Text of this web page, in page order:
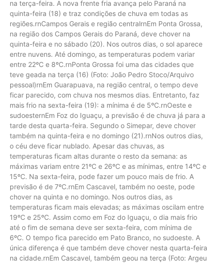
na terça-feira. A nova frente fria avança pelo Paraná na
quinta-feira (18) e traz condições de chuva em todas as
regiões.rnCampos Gerais e região centralrnEm Ponta Grossa,
na região dos Campos Gerais do Paraná, deve chover na
quinta-feira e no sábado (20). Nos outros dias, o sol aparece
entre nuvens. Até domingo, as temperaturas podem variar
entre 22ºC e 8ºC.rnPonta Grossa foi uma das cidades que
teve geada na terça (16) (Foto: João Pedro Stoco/Arquivo
pessoal)rnEm Guarapuava, na região central, o tempo deve
ficar parecido, com chuva nos mesmos dias. Entretanto, faz
mais frio na sexta-feira (19): a mínima é de 5ºC.rnOeste e
sudoesternEm Foz do Iguaçu, a previsão é de chuva já para a
tarde desta quarta-feira. Segundo o Simepar, deve chover
também na quinta-feira e no domingo (21).rnNos outros dias,
o céu deve ficar nublado. Apesar das chuvas, as
temperaturas ficam altas durante o resto da semana: as
máximas variam entre 21ºC e 26ºC e as mínimas, entre 14ºC e
15ºC. Na sexta-feira, pode fazer um pouco mais de frio. A
previsão é de 7ºC.rnEm Cascavel, também no oeste, pode
chover na quinta e no domingo. Nos outros dias, as
temperaturas ficam mais elevadas; as máximas oscilam entre
19ºC e 25ºC. Assim como em Foz do Iguaçu, o dia mais frio
até o fim de semana deve ser sexta-feira, com mínima de
6ºC. O tempo fica parecido em Pato Branco, no sudoeste. A
única diferença é que também deve chover nesta quarta-feira
na cidade.rnEm Cascavel, também geou na terça (Foto: Argeu